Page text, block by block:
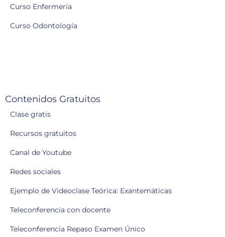
Curso Enfermería
Curso Odontología
Contenidos Gratuitos
Clase gratis
Recursos gratuitos
Canal de Youtube
Redes sociales
Ejemplo de Videoclase Teórica: Exantemáticas
Teleconferencia con docente
Teleconferencia Repaso Examen Único